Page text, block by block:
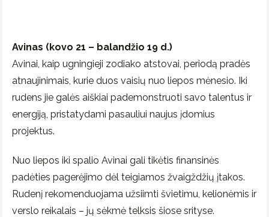
Avinas (kovo 21 – balandžio 19 d.)
Avinai, kaip ugningieji zodiako atstovai, periodą pradės
atnaujinimais, kurie duos vaisių nuo liepos mėnesio. Iki
rudens jie galės aiškiai pademonstruoti savo talentus ir
energiją, pristatydami pasauliui naujus įdomius
projektus.
Nuo liepos iki spalio Avinai gali tikėtis finansinės
padėties pagerėjimo dėl teigiamos žvaigždžių įtakos.
Rudenį rekomenduojama užsiimti švietimu, kelionėmis ir
verslo reikalais – jų sėkmė telksis šiose srityse.